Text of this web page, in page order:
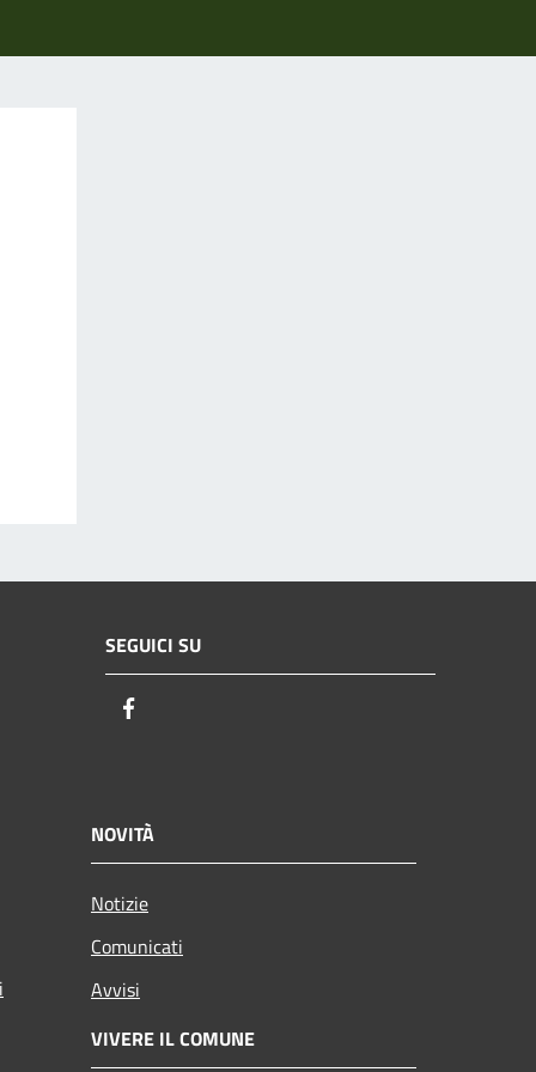
SEGUICI SU
NOVITÀ
Notizie
Comunicati
Avvisi
VIVERE IL COMUNE